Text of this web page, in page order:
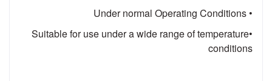
• Under normal Operating Conditions
•Suitable for use under a wide range of temperature
conditions